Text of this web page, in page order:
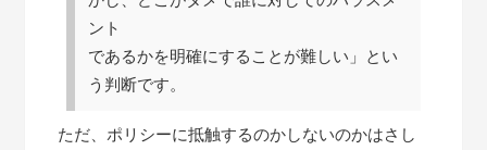
ント
であるかを明確にすることが難しい」とい
う判断です。
ただ、ポリシーに抵触するのかしないのかはさし